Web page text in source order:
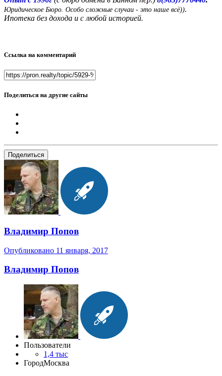
Юридическое Бюро. Особо сложные случаи - это наше всё)).
Ипотека без дохода и с любой историей.
Ссылка на комментарий
Поделиться на другие сайты
Поделиться
Владимир Попов
Опубликовано 11 января, 2017
Владимир Попов
Пользователи
1,4 тыс
ГородМосква